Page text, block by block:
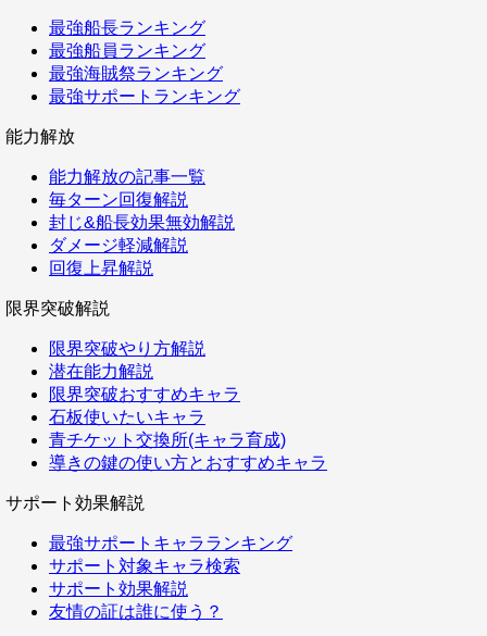
最強船長ランキング
最強船員ランキング
最強海賊祭ランキング
最強サポートランキング
能力解放
能力解放の記事一覧
毎ターン回復解説
封じ&船長効果無効解説
ダメージ軽減解説
回復上昇解説
限界突破解説
限界突破やり方解説
潜在能力解説
限界突破おすすめキャラ
石板使いたいキャラ
青チケット交換所(キャラ育成)
導きの鍵の使い方とおすすめキャラ
サポート効果解説
最強サポートキャラランキング
サポート対象キャラ検索
サポート効果解説
友情の証は誰に使う？